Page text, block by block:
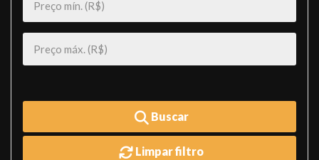
Buscar
Limpar filtro